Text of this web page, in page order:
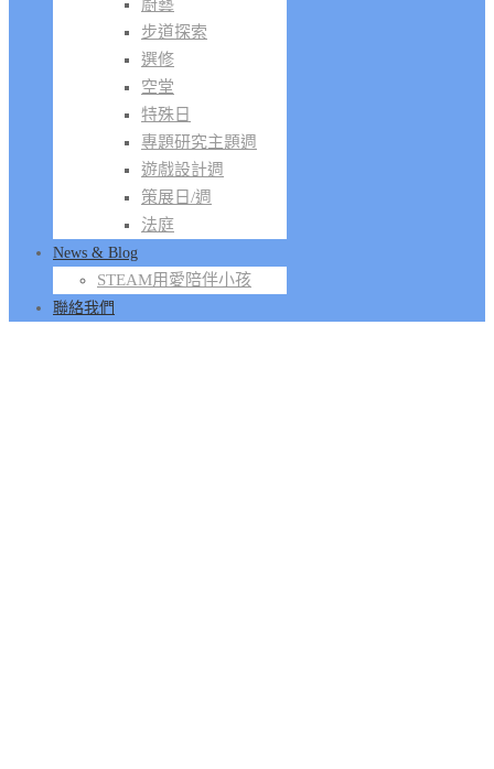
廚藝
步道探索
選修
空堂
特殊日
專題研究主題週
遊戲設計週
策展日/週
法庭
News & Blog
STEAM用愛陪伴小孩
聯絡我們